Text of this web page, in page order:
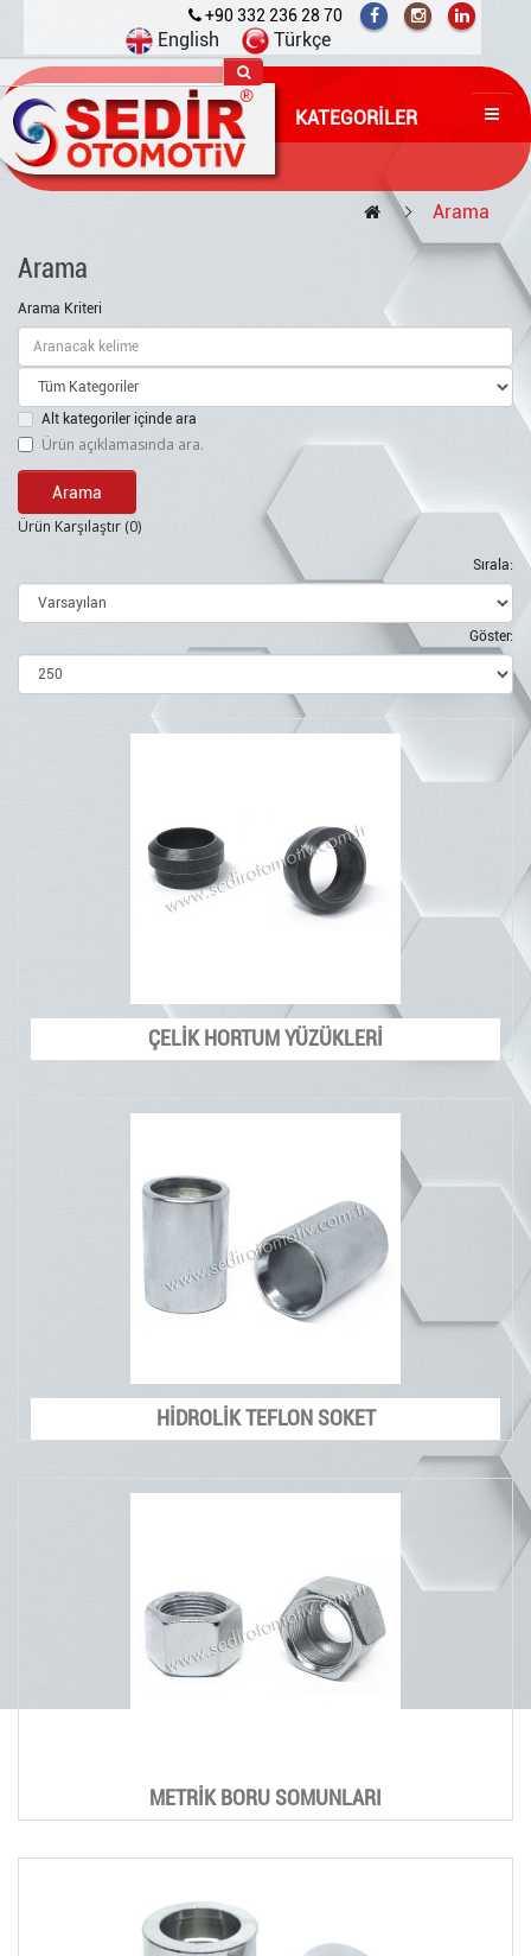
+90 332 236 28 70
English Türkçe
KATEGORILER
Arama
Arama
Arama Kriteri
Alt kategoriler içinde ara
Ürün açıklamasında ara.
Ürün Karşılaştır (0)
Sırala:
Göster:
ÇELİK HORTUM YÜZÜKLERİ
HİDROLİK TEFLON SOKET
METRİK BORU SOMUNLARI